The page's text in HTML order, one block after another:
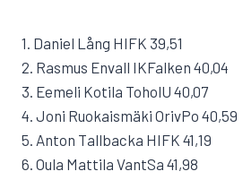
1. Daniel Lång HIFK 39,51
2. Rasmus Envall IKFalken 40,04
3. Eemeli Kotila ToholU 40,07
4. Joni Ruokaismäki OrivPo 40,59
5. Anton Tallbacka HIFK 41,19
6. Oula Mattila VantSa 41,98